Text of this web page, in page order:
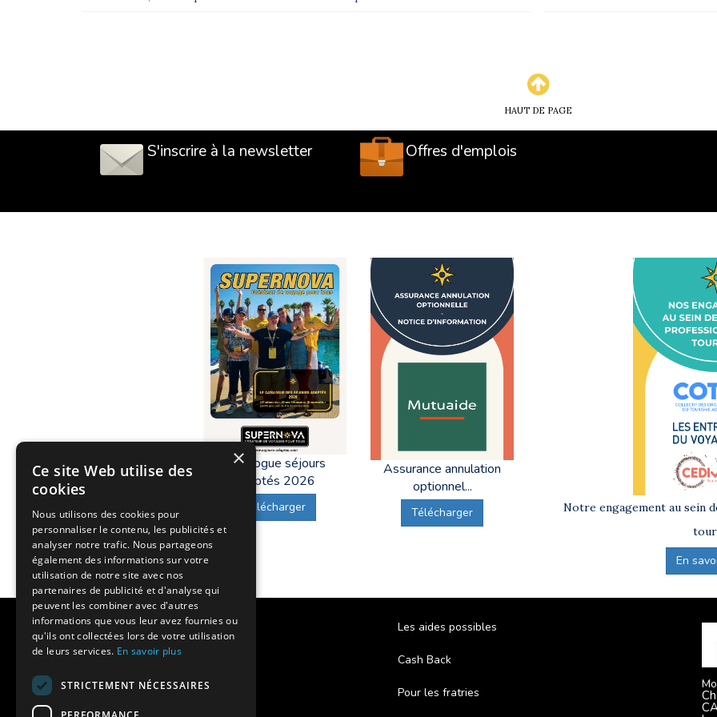
HAUT DE PAGE
S'inscrire à la newsletter Offres d'emplois
Catalogue séjours
adaptés 2026
Télécharger
Assurance annulation
optionnel...
Télécharger
Notre engagement au sein
En
Notre histoire
Nos engagements
Charte qualité
Les aides possibles
Cash Back
Pour les fratries
×
Ce site Web utilise des
cookies
Nous utilisons des cookies pour
personnaliser le contenu, les publicités et
analyser notre trafic. Nous partageons
également des informations sur votre
utilisation de notre site avec nos
partenaires de publicité et d'analyse qui
peuvent les combiner avec d'autres
informations que vous leur avez fournies ou
qu'ils ont collectées lors de votre utilisation
de leurs services. En savoir plus
STRICTEMENT NÉCESSAIRES